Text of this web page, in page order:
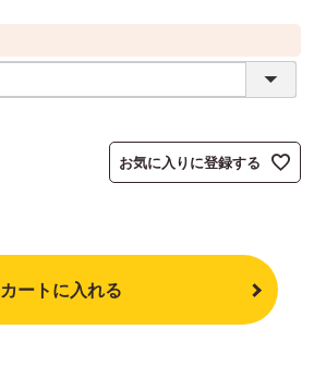
お気に入りに登録する
カートに入れる